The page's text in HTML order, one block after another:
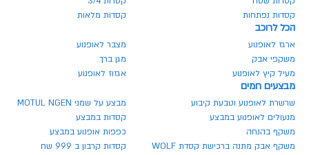
קסדות נפתחות
קסדות מלאות
הכל לרוכב
ארגז לאופנוע
מצבר לאופנוע
משקפי אבק
מגן ברך
מעיל קיץ לאופנוע
אגזוז לאופנוע
מבצעים חמים
שרשרת לאופנוע וטבעת קיבוע
מבצע על שמני MOTUL NGEN
מנעולים לאופנוע במבצע
קסדות במבצע
משקף בהנחה
כפפות אופנוע במבצע
משקף אבק מתנה ברכישת קסדת WOLF
קסדות קרבון ב 999 שח